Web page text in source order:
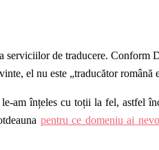
a serviciilor de traducere. Conform
el nu este „traducător română
am înțeles cu toții la fel, astfel
pentru ce domeniu ai